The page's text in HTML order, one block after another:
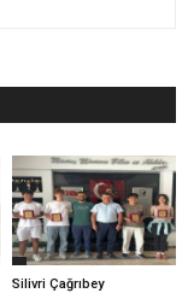
Silivri Çağrıbey